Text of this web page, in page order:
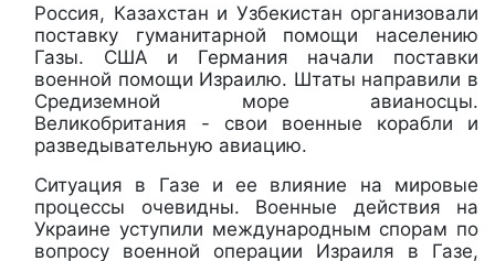
Россия, Казахстан и Узбекистан организовали
поставку гуманитарной помощи населению
Газы. США и Германия начали поставки
военной помощи Израилю. Штаты направили в
Средиземной море авианосцы.
Великобритания - свои военные корабли и
разведывательную авиацию.
Ситуация в Газе и ее влияние на мировые
процессы очевидны. Военные действия на
Украине уступили международным спорам по
вопросу военной операции Израиля в Газе,